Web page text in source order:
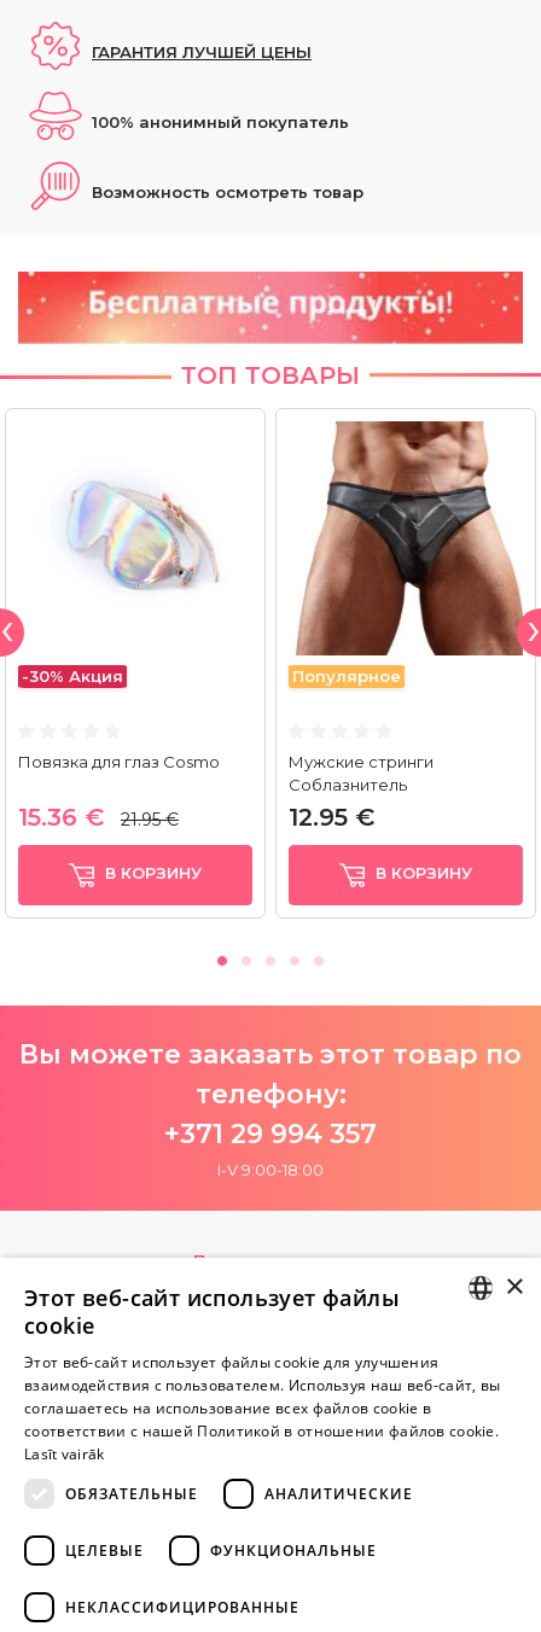
ГАРАНТИЯ ЛУЧШЕЙ ЦЕНЫ
100% анонимный покупатель
Возможность осмотреть товар
ТОП ТОВАРЫ
-30% Акция
Повязка для глаз Cosmo
15.36 € 21.95 €
В КОРЗИНУ
Популярное
Мужские стринги
Соблазнитель
12.95 €
В КОРЗИНУ
Вы можете заказать этот товар по
телефону:
+371 29 994 357
I-V 9:00-18:00
Пока нет отзывов
Внимание! Yesyes.lv содержит откровенную сексуальную
информацию и изо.
+371 29 994 357
RUSSIAN
×
Этот веб-сайт использует файлы
cookie
Этот веб-сайт использует файлы cookie для улучшения
взаимодействия с пользователем. Используя наш веб-сайт, вы
соглашаетесь на использование всех файлов cookie в
соответствии с нашей Политикой в ​​отношении файлов cookie.
Lasīt vairāk
ОБЯЗАТЕЛЬНЫЕ
АНАЛИТИЧЕСКИЕ
ЦЕЛЕВЫЕ ФУНКЦИОНАЛЬНЫЕ
НЕКЛАССИФИЦИРОВАННЫЕ